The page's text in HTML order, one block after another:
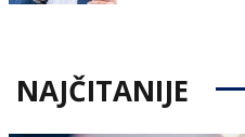
NAJČITANIJE